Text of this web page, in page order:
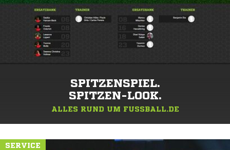
SPITZENSPIEL.
SPITZEN-LOOK.
ALLES RUND UM FUSSBALL.DE
SERVICE